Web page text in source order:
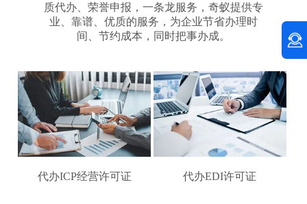
质代办、荣誉申报，一条龙服务，奇蚁提供专
业、靠谱、优质的服务，为企业节省办理时
间、节约成本，同时把事办成。
代办ICP经营许可证 代办EDI许可证